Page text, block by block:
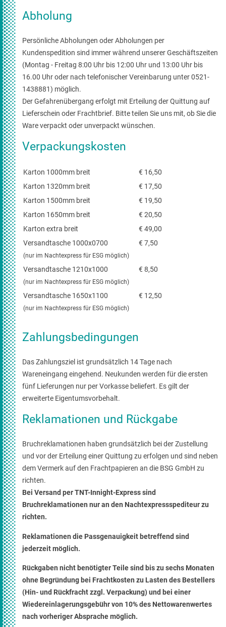
Abholung
Persönliche Abholungen oder Abholungen per
Kundenspedition sind immer während unserer Geschäftszeiten
(Montag - Freitag 8:00 Uhr bis 12:00 Uhr und 13:00 Uhr bis
16.00 Uhr oder nach telefonischer Vereinbarung unter 0521-
1438881) möglich.
Der Gefahrenübergang erfolgt mit Erteilung der Quittung auf
Lieferschein oder Frachtbrief. Bitte teilen Sie uns mit, ob Sie die
Ware verpackt oder unverpackt wünschen.
Verpackungskosten
Karton 1000mm breit
€ 16,50
Karton 1320mm breit
€ 17,50
Karton 1500mm breit
€ 19,50
Karton 1650mm breit
€ 20,50
Karton extra breit
€ 49,00
Versandtasche 1000x0700
(nur im Nachtexpress für ESG möglich)
€ 7,50
Versandtasche 1210x1000
(nur im Nachtexpress für ESG möglich)
€ 8,50
Versandtasche 1650x1100
(nur im Nachtexpress für ESG möglich)
€ 12,50
Zahlungsbedingungen
Das Zahlungsziel ist grundsätzlich 14 Tage nach
Wareneingang eingehend. Neukunden werden für die ersten
fünf Lieferungen nur per Vorkasse beliefert. Es gilt der
erweiterte Eigentumsvorbehalt.
Reklamationen und Rückgabe
Bruchreklamationen haben grundsätzlich bei der Zustellung
und vor der Erteilung einer Quittung zu erfolgen und sind neben
dem Vermerk auf den Frachtpapieren an die BSG GmbH zu
richten.
Bei Versand per TNT-Innight-Express sind
Bruchreklamationen nur an den Nachtexpressspediteur zu
richten.
Reklamationen die Passgenauigkeit betreffend sind
jederzeit möglich.
Rückgaben nicht benötigter Teile sind bis zu sechs Monaten
ohne Begründung bei Frachtkosten zu Lasten des Bestellers
(Hin- und Rückfracht zzgl. Verpackung) und bei einer
Wiedereinlagerungsgebühr von 10% des Nettowarenwertes
nach vorheriger Absprache möglich.